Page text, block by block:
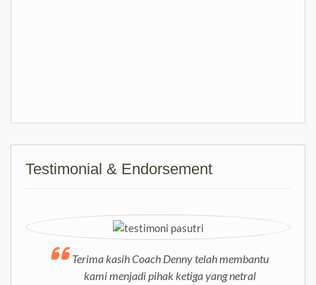
Testimonial & Endorsement
Terima kasih Coach Denny telah membantu
kami menjadi pihak ketiga yang netral